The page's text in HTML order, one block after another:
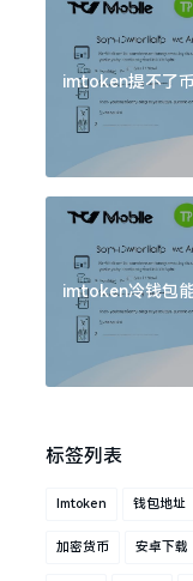
imtoken提不了
imtoken冷钱包
标签列表
Imtoken 钱包地址
加密货币 安卓下载